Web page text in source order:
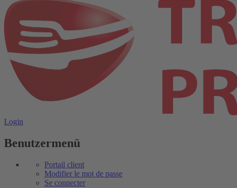
Login
Benutzermenü
Portail client
Modifier le mot de passe
Se connecter